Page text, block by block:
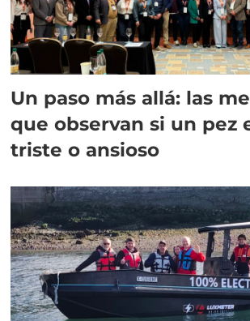
Un paso más allá: las
que observan si un pez
triste o ansioso